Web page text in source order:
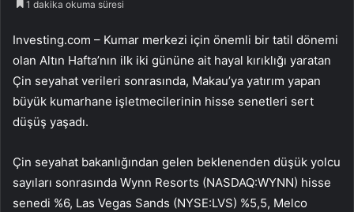
1 dakika okuma süresi
Investing.com – Kumar merkezi için önemli bir tatil dönemi
olan Altın Hafta’nın ilk iki gününe ait hayal kırıklığı yaratan
Çin seyahat verileri sonrasında, Makau’ya yatırım yapan
büyük kumarhane işletmecilerinin hisse senetleri sert
düşüş yaşadı.
Çin seyahat bakanlığından gelen beklenenden düşük yolcu
sayıları sonrasında Wynn Resorts (NASDAQ:WYNN) hisse
senedi %6, Las Vegas Sands (NYSE:LVS) %5,5, Melco